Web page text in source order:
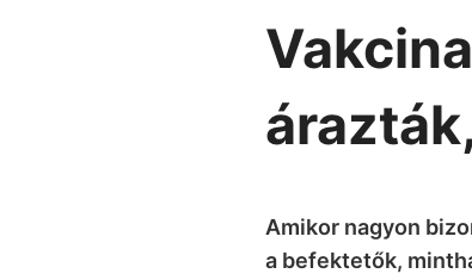
Amikor nagyon
a befektetők,